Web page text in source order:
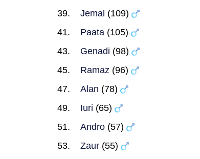
Jemal (109)
Paata (105)
Genadi (98)
Ramaz (96)
Alan (78)
Iuri (65)
Andro (57)
Zaur (55)